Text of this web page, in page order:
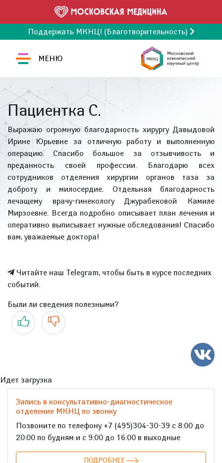
Поддержать МКНЦ! (Благотворительность)
МЕНЮ
Пациентка С.
Выражаю огромную благодарность хирургу Давыдовой
Ирине Юрьевне за отличную работу и выполненную
операцию. Спасибо большое за отзывчивость и
преданность своей профессии. Благодарю всех
сотрудников отделения хирургии органов таза за
доброту и милосердие. Отдельная благодарность
лечащему врачу-гинекологу Джурабековой Камиле
Мирзоевне. Всегда подробно описывает план лечения и
оперативно выписывает нужные обследования! Спасибо
вам, уважаемые доктора!
Читайте наш Telegram, чтобы быть в курсе последних
событий.
Были ли сведения полезными?
Да Нет
Идет загрузка
Запись в консультативно-диагностическое
отделение МКНЦ по звонку
Позвоните по телефону +7 (495)304-30-39 с 8:00 до
20:00 по будням и с 9:00 до 16:00 в выходные
ПОДРОБНЕЕ